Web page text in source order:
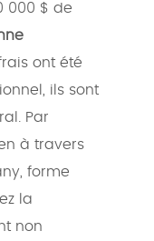
000 $ de
ont été
ils sont
Par
à travers
forme
la
non